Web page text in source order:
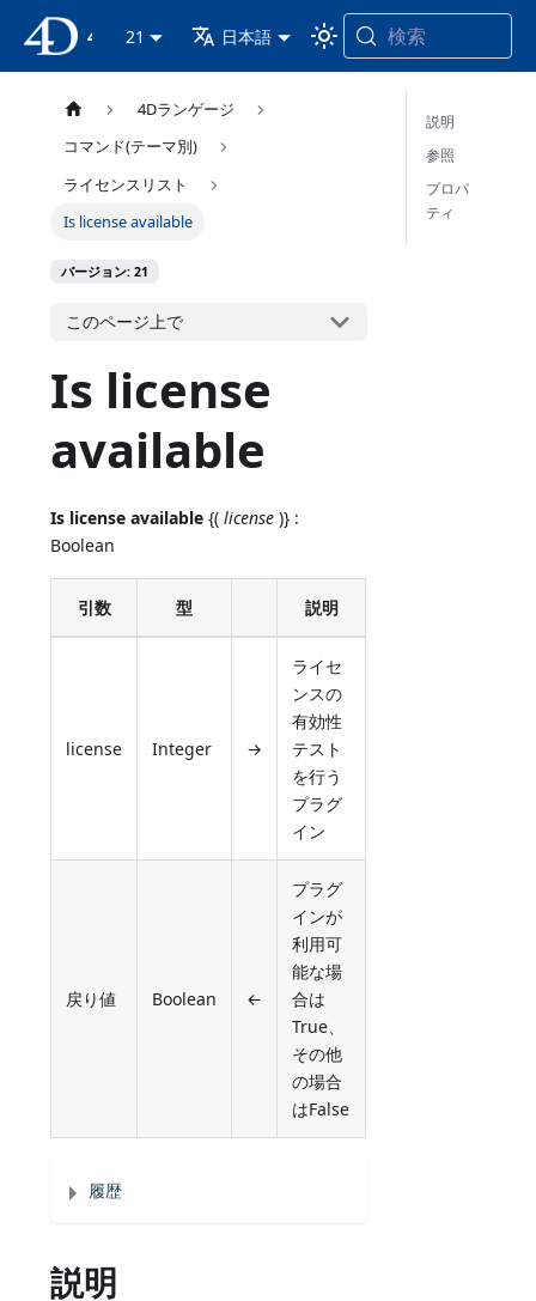
21 日本語 検索
4Dランゲージ
コマンド(テーマ別)
ライセンスリスト
Is license available
バージョン: 21
このページ上で
Is license
available
Is license available {(license )} :
Boolean
引数 型 説明
license Integer →
ライセ
ンスの
有効性
テスト
を行う
プラグ
イン
戻り値 Boolean ←
プラグ
インが
利用可
能な場
合は
True、
その他
の場合
はFalse
履歴
説明
説明
参照
プロパ
ティ